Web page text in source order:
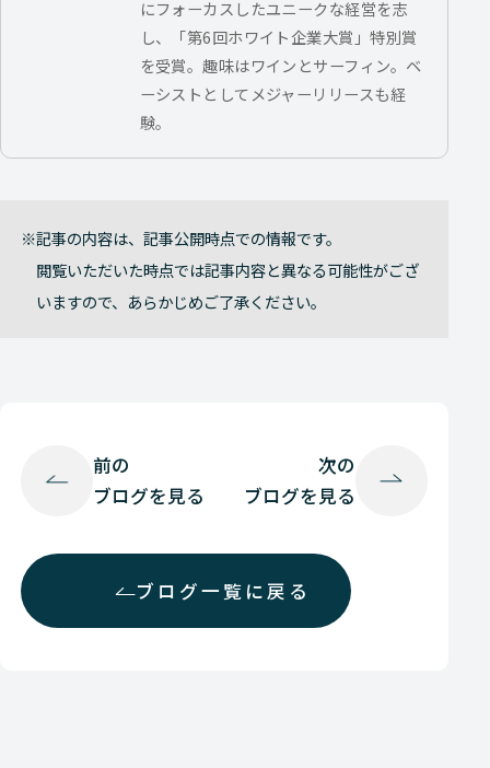
にフォーカスしたユニークな経営を志
し、「第6回ホワイト企業大賞」特別賞
を受賞。趣味はワインとサーフィン。ベ
ーシストとしてメジャーリリースも経
験。
記事の内容は、記事公開時点での情報です。
閲覧いただいた時点では記事内容と異なる可能性がござ
いますので、あらかじめご了承ください。
前の
ブログを見る
ブログ一覧に戻る
次の
ブログを見る